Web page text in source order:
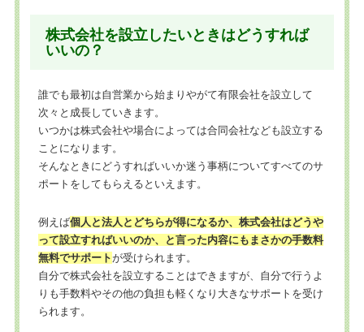
株式会社を設立したいときはどうすれば
いいの？
誰でも最初は自営業から始まりやがて有限会社を設立して
次々と成長していきます。
いつかは株式会社や場合によっては合同会社なども設立する
ことになります。
そんなときにどうすればいいか迷う事柄についてすべてのサ
ポートをしてもらえるといえます。
例えば個人と法人とどちらが得になるか、株式会社はどうや
って設立すればいいのか、と言った内容にもまさかの手数料
無料でサポートが受けられます。
自分で株式会社を設立することはできますが、自分で行うよ
りも手数料やその他の負担も軽くなり大きなサポートを受け
られます。